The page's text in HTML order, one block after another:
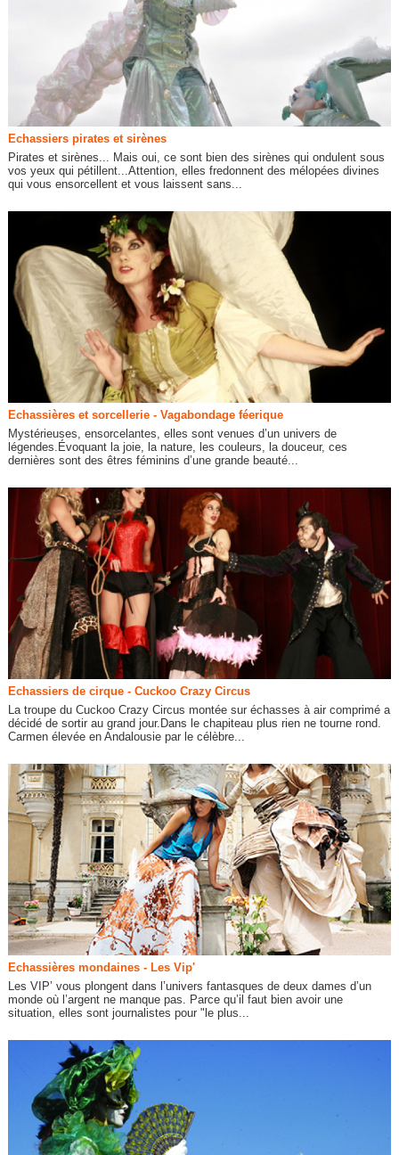
Echassiers pirates et sirènes
Pirates et sirènes... Mais oui, ce sont bien des sirènes qui ondulent sous
vos yeux qui pétillent...Attention, elles fredonnent des mélopées divines
qui vous ensorcellent et vous laissent sans...
Echassières et sorcellerie - Vagabondage féerique
Mystérieuses, ensorcelantes, elles sont venues d’un univers de
légendes.Évoquant la joie, la nature, les couleurs, la douceur, ces
dernières sont des êtres féminins d’une grande beauté...
Echassiers de cirque - Cuckoo Crazy Circus
La troupe du Cuckoo Crazy Circus montée sur échasses à air comprimé a
décidé de sortir au grand jour.Dans le chapiteau plus rien ne tourne rond.
Carmen élevée en Andalousie par le célèbre...
Echassières mondaines - Les Vip'
Les VIP’ vous plongent dans l’univers fantasques de deux dames d’un
monde où l’argent ne manque pas. Parce qu’il faut bien avoir une
situation, elles sont journalistes pour "le plus...